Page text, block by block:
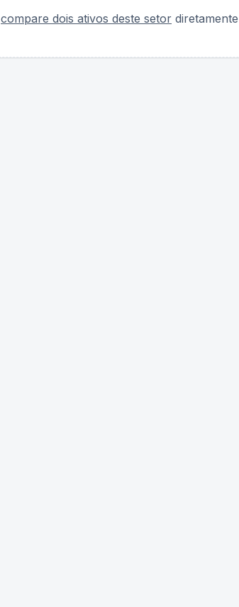
compare dois ativos deste setor